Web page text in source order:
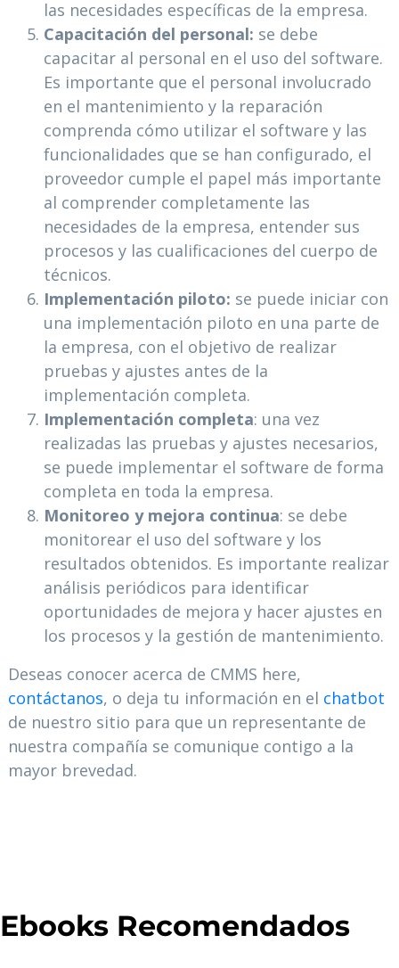
las necesidades específicas de la empresa.
Capacitación del personal: se debe
capacitar al personal en el uso del software.
Es importante que el personal involucrado
en el mantenimiento y la reparación
comprenda cómo utilizar el software y las
funcionalidades que se han configurado, el
proveedor cumple el papel más importante
al comprender completamente las
necesidades de la empresa, entender sus
procesos y las cualificaciones del cuerpo de
técnicos.
Implementación piloto: se puede iniciar con
una implementación piloto en una parte de
la empresa, con el objetivo de realizar
pruebas y ajustes antes de la
implementación completa.
Implementación completa: una vez
realizadas las pruebas y ajustes necesarios,
se puede implementar el software de forma
completa en toda la empresa.
Monitoreo y mejora continua: se debe
monitorear el uso del software y los
resultados obtenidos. Es importante realizar
análisis periódicos para identificar
oportunidades de mejora y hacer ajustes en
los procesos y la gestión de mantenimiento.
Deseas conocer acerca de CMMS here,
contáctanos, o deja tu información en el chatbot
de nuestro sitio para que un representante de
nuestra compañía se comunique contigo a la
mayor brevedad.
Ebooks Recomendados